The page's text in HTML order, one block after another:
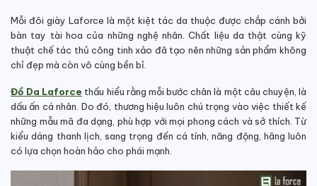
Mỗi đôi giày Laforce là một kiệt tác da thuộc được chắp cánh bởi
bàn tay tài hoa của những nghệ nhân. Chất liệu da thật cùng kỹ
thuật chế tác thủ công tinh xảo đã tạo nên những sản phẩm không
chỉ đẹp mà còn vô cùng bền bỉ.
Đồ Da Laforce thấu hiểu rằng mỗi bước chân là một câu chuyện, là
dấu ấn cá nhân. Do đó, thương hiệu luôn chú trọng vào việc thiết kế
những mẫu mã đa dạng, phù hợp với mọi phong cách và sở thích. Từ
kiểu dáng thanh lịch, sang trọng đến cá tính, năng động, hãng luôn
có lựa chọn hoàn hảo cho phái mạnh.